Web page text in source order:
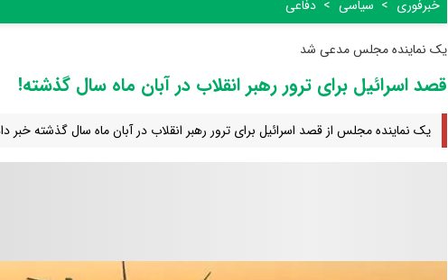
خبرفوری سیاسی دفاعی
یک نماینده مجلس مدعی شد
قصد اسرائیل برای ترور رهبر انقلاب در آبان ماه سال گذشته!
یک نماینده مجلس از قصد اسرائیل برای ترور رهبر انقلاب در آبان ماه سال گذشته خبر